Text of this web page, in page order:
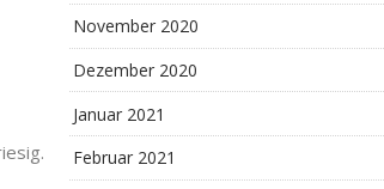
November 2020
Dezember 2020
Januar 2021
Februar 2021